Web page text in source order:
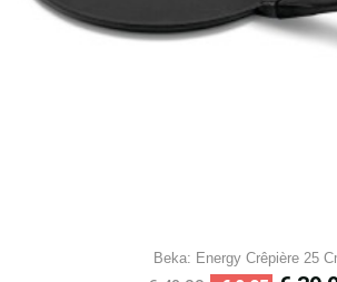
Beka: Energy Crêpière 25